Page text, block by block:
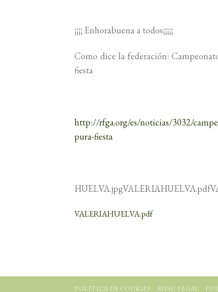
¡¡¡¡ Enhorabuena a todos¡¡¡¡¡
Como dice la federación:
fiesta
http://rfga.org/es/noticias/3032/
pura-fiesta
VALERIAHUELVA.pdf
POLÍTICA DE COOKIES AVISO LEGAL